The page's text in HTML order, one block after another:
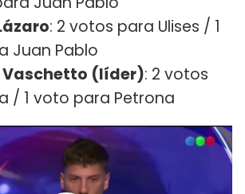
: 2 votos para Ulises / 1
Juan Pablo
Vaschetto (líder): 2 votos
/ 1 voto para Petrona